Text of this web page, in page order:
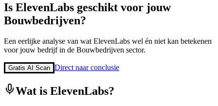
Is ElevenLabs geschikt voor jouw
Bouwbedrijven?
Een eerlijke analyse van wat ElevenLabs wel én niet kan betekenen
voor jouw bedrijf in de Bouwbedrijven sector.
Gratis AI Scan Direct naar conclusie
Wat is ElevenLabs?